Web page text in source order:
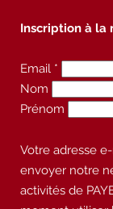
Inscription à la
Email *
Nom
Prénom
Votre adresse
envoyer notre
activités de